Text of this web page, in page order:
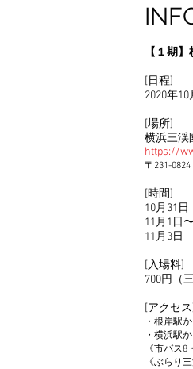
【１期
[日程]
2020年
[場所]
横浜三渓
https://
〒231-
[時間]
10月31
11月1日
11月3日
[入場料]
700円（
[アクセス]
・根岸駅
・横浜駅
《市バス
《ぶらり